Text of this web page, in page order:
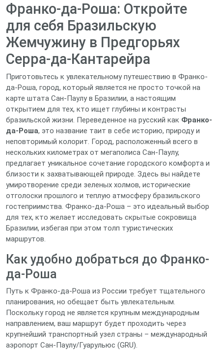
Франко-да-Роша: Откройте
для себя Бразильскую
Жемчужину в Предгорьях
Серра-да-Кантарейра
Приготовьтесь к увлекательному путешествию в Франко-
да-Роша, город, который является не просто точкой на
карте штата Сан-Паулу в Бразилии, а настоящим
открытием для тех, кто ищет глубины и контрасты
бразильской жизни. Переведенное на русский как Франко-
да-Роша, это название таит в себе историю, природу и
неповторимый колорит. Город, расположенный всего в
нескольких километрах от мегаполиса Сан-Паулу,
предлагает уникальное сочетание городского комфорта и
близости к захватывающей природе. Здесь вы найдете
умиротворение среди зеленых холмов, исторические
отголоски прошлого и теплую атмосферу бразильского
гостеприимства. Франко-да-Роша – это идеальный выбор
для тех, кто желает исследовать скрытые сокровища
Бразилии, избегая при этом толп туристических
маршрутов.
Как удобно добраться до Франко-
да-Роша
Путь к Франко-да-Роша из России требует тщательного
планирования, но обещает быть увлекательным.
Поскольку город не является крупным международным
направлением, ваш маршрут будет проходить через
крупнейший транспортный узел страны – международный
аэропорт Сан-Паулу/Гуарульюс (GRU).